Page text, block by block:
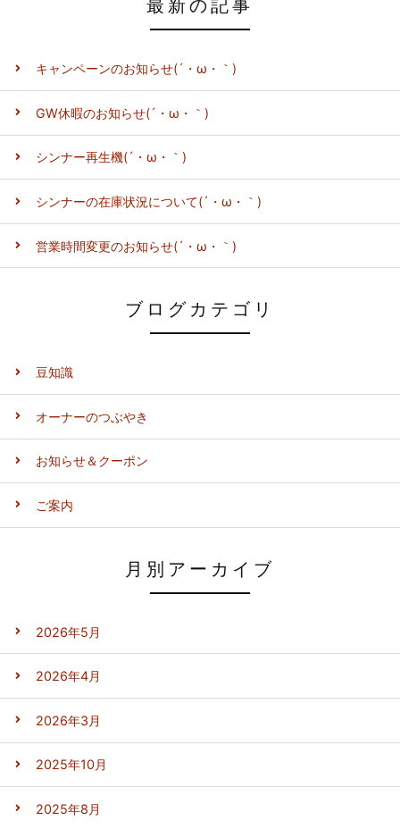
最新の記事
キャンペーンのお知らせ(´・ω・｀)
GW休暇のお知らせ(´・ω・｀)
シンナー再生機(´・ω・｀)
シンナーの在庫状況について(´・ω・｀)
営業時間変更のお知らせ(´・ω・｀)
ブログカテゴリ
豆知識
オーナーのつぶやき
お知らせ＆クーポン
ご案内
月別アーカイブ
2026年5月
2026年4月
2026年3月
2025年10月
2025年8月